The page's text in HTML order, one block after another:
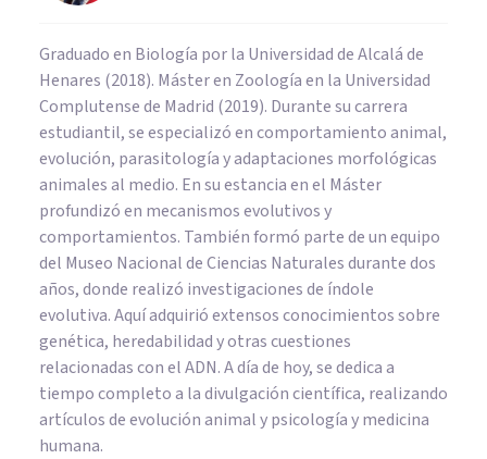
Graduado en Biología por la Universidad de Alcalá de
Henares (2018). Máster en Zoología en la Universidad
Complutense de Madrid (2019). Durante su carrera
estudiantil, se especializó en comportamiento animal,
evolución, parasitología y adaptaciones morfológicas
animales al medio. En su estancia en el Máster
profundizó en mecanismos evolutivos y
comportamientos. También formó parte de un equipo
del Museo Nacional de Ciencias Naturales durante dos
años, donde realizó investigaciones de índole
evolutiva. Aquí adquirió extensos conocimientos sobre
genética, heredabilidad y otras cuestiones
relacionadas con el ADN. A día de hoy, se dedica a
tiempo completo a la divulgación científica, realizando
artículos de evolución animal y psicología y medicina
humana.